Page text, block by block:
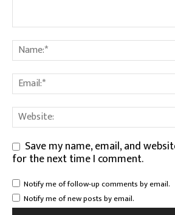
Save my name, email, and
for the next time I comment.
Notify me of follow-up comments by email.
Notify me of new posts by email.